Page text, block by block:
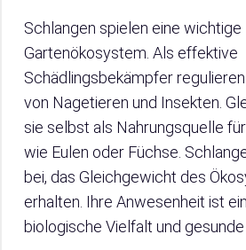
Schlangen spielen eine wichtige
Gartenökosystem. Als effektive
Schädlingsbekämpfer
von Nagetieren und Insekten.
sie selbst als Nahrungsquelle
wie Eulen oder Füchse.
bei, das Gleichgewicht des
erhalten. Ihre Anwesenheit ist
biologische Vielfalt und